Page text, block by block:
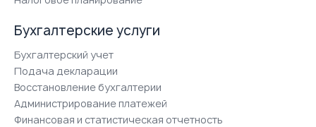
Бухгалтерские услуги
Бухгалтерский учет
Подача декларации
Восстановление бухгалтерии
Администрирование платежей
Финансовая и статистическая отчетность